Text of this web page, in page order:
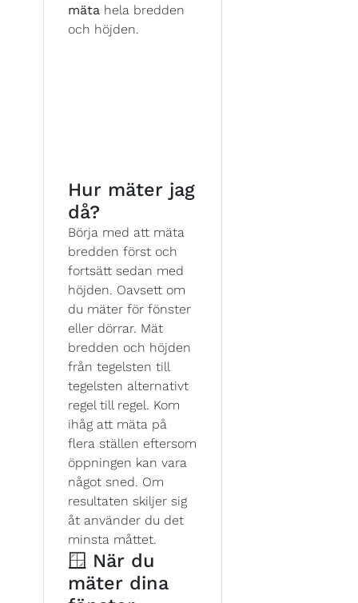
mäta hela bredden
och höjden.
Hur mäter jag
då?
Börja med att mäta
bredden först och
fortsätt sedan med
höjden. Oavsett om
du mäter för fönster
eller dörrar. Mät
bredden och höjden
från tegelsten till
tegelsten alternativt
regel till regel. Kom
ihåg att mäta på
flera ställen eftersom
öppningen kan vara
något sned. Om
resultaten skiljer sig
åt använder du det
minsta måttet.
🪟 När du
mäter dina